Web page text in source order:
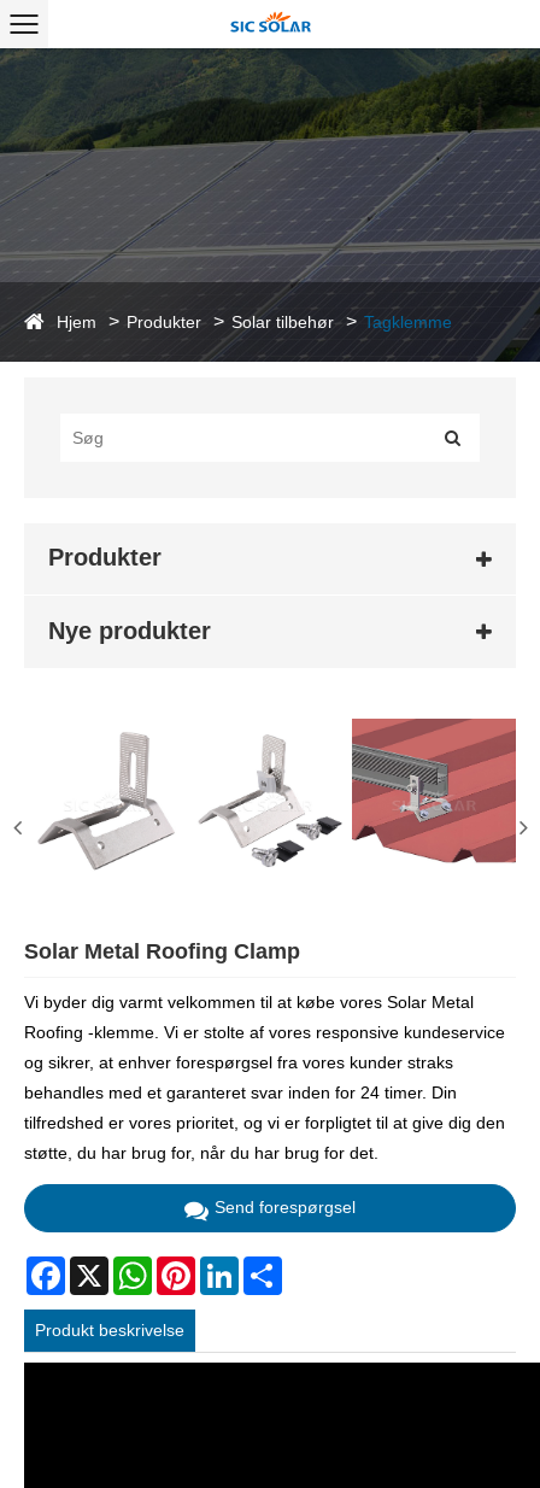
Hjem Produkter Solar tilbehør Tagklemme
Produkter
Nye produkter
Solar Metal Roofing Clamp
Vi byder dig varmt velkommen til at købe vores Solar Metal
Roofing -klemme. Vi er stolte af vores responsive kundeservice
og sikrer, at enhver forespørgsel fra vores kunder straks
behandles med et garanteret svar inden for 24 timer. Din
tilfredshed er vores prioritet, og vi er forpligtet til at give dig den
støtte, du har brug for, når du har brug for det.
Send forespørgsel
Facebook
X WhatsAppPinterestLinkedIn
Produkt beskrivelse